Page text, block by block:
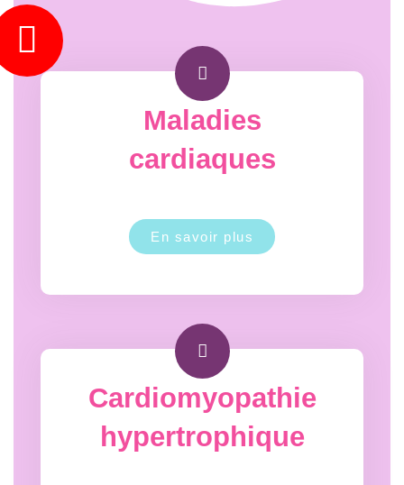
Maladies
cardiaques
En savoir plus
Cardiomyopathie
hypertrophique